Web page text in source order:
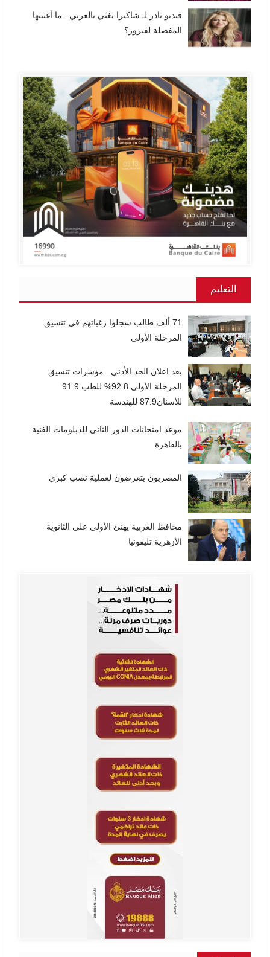
فيديو نادر لـ شاكيرا تغني بالعربي.. ما أغنيتها
المفضلة لفيروز؟
التعليم
71 ألف طالب سجلوا رغباتهم في تنسيق
المرحلة الأولى
بعد اعلان الحد الأدنى.. مؤشرات تنسيق
المرحلة الأولي 92.8% للطب 91.9
للأسنان87.9 للهندسة
موعد امتحانات الدور الثاني للدبلومات الفنية
بالقاهرة
المصريون يتعرضون لعملية نصب كبرى
محافظ الغربية يهنئ الأولى على الثانوية
الأزهرية تليفونيا